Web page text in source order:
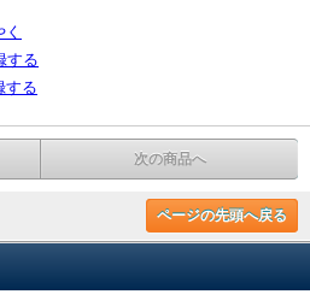
する
する
次の商品へ
ページの先頭へ戻る